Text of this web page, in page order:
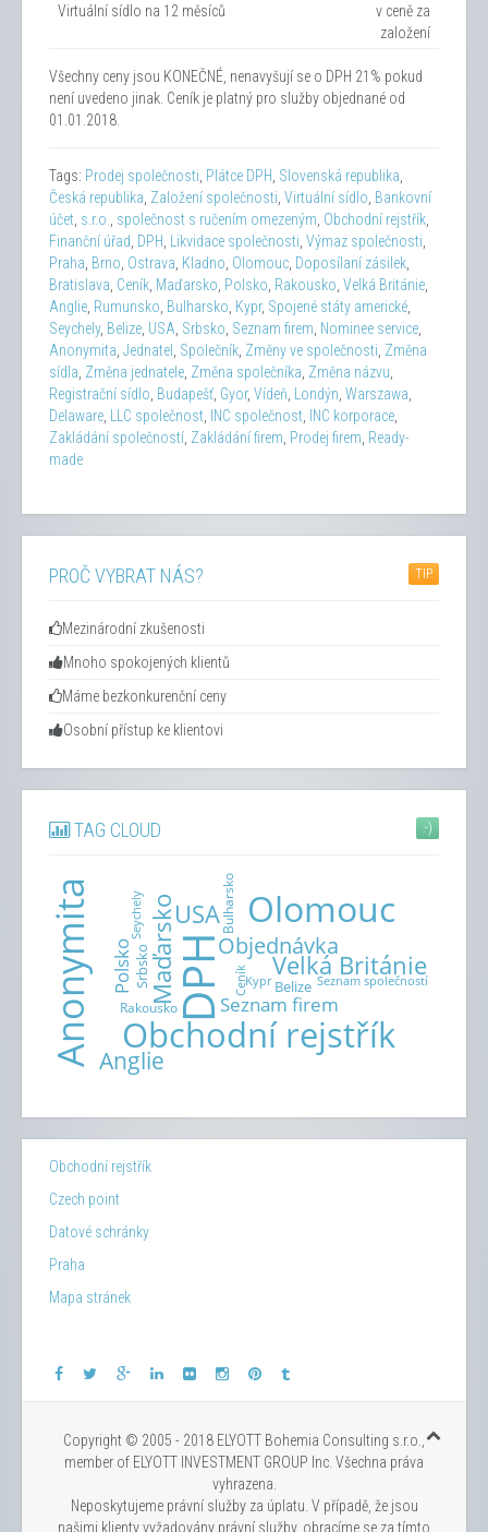
Virtuální sídlo na 12 měsíců
v ceně za
založení
Všechny ceny jsou KONEČNÉ, nenavyšují se o DPH 21% pokud
není uvedeno jinak. Ceník je platný pro služby objednané od
01.01.2018.
Tags: Prodej společnosti Plátce DPH Slovenská republika
Česká republika Založení společnosti Virtuální sídlo Bankovní
účet s.r.o. společnost s ručením omezeným Obchodní rejstřík
Finanční úřad DPH Likvidace společnosti Výmaz společnosti
Praha Brno Ostrava Kladno Olomouc Doposílaní zásilek
Bratislava Ceník Maďarsko Polsko Rakousko Velká Británie
Anglie Rumunsko Bulharsko Kypr, Spojené státy americké
Seychely, Belize USA Srbsko Seznam firem Nominee service
Anonymita Jednatel Společník Změny ve společnosti Změna
sídla Změna jednatele Změna společníka Změna názvu
Registrační sídlo Budapešť Gyor, Vídeň Londýn Warszawa
Delaware
LLC společnost INC společnost INC korporace
Zakládání společností Zakládání firem Prodej firem Ready-
made
PROČ VYBRAT NÁS? TIP
Mezinárodní zkušenosti
Mnoho spokojených klientů
Máme bezkonkurenční ceny
Osobní přístup ke klientovi
:-)
TAG CLOUD
Obchodní rejstřík
Czech point
Datové schránky
Praha
Mapa stránek
Copyright © 2005 - 2018 ELYOTT Bohemia Consulting s.r.o.,
member of ELYOTT INVESTMENT GROUP Inc. Všechna práva
vyhrazena.
Neposkytujeme právní služby za úplatu. V případě, že jsou
našimi klienty vyžadovány právní služby, obracíme se za tímto